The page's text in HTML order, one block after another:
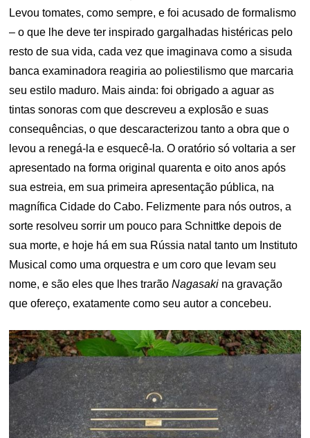
Levou tomates, como sempre, e foi acusado de formalismo
– o que lhe deve ter inspirado gargalhadas histéricas pelo
resto de sua vida, cada vez que imaginava como a sisuda
banca examinadora reagiria ao poliestilismo que marcaria
seu estilo maduro. Mais ainda: foi obrigado a aguar as
tintas sonoras com que descreveu a explosão e suas
consequências, o que descaracterizou tanto a obra que o
levou a renegá-la e esquecê-la. O oratório só voltaria a ser
apresentado na forma original quarenta e oito anos após
sua estreia, em sua primeira apresentação pública, na
magnífica Cidade do Cabo. Felizmente para nós outros, a
sorte resolveu sorrir um pouco para Schnittke depois de
sua morte, e hoje há em sua Rússia natal tanto um Instituto
Musical como uma orquestra e um coro que levam seu
nome, e são eles que lhes trarãoNagasaki na gravação
que ofereço, exatamente como seu autor a concebeu.